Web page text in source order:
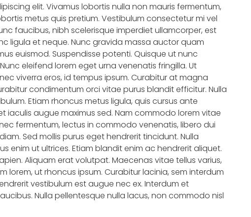
elit. Vivamus lobortis nulla non mauris fermentum,
metus quis pretium. Vestibulum consectetur mi vel
faucibus, nibh scelerisque imperdiet ullamcorper, est
ligula et neque. Nunc gravida massa auctor quam
euismod. Suspendisse potenti. Quisque ut nunc
eleifend lorem eget urna venenatis fringilla. Ut
viverra eros, id tempus ipsum. Curabitur at magna
condimentum orci vitae purus blandit efficitur. Nulla
Etiam rhoncus metus ligula, quis cursus ante
iaculis augue maximus sed. Nam commodo lorem vitae
fermentum, lectus in commodo venenatis, libero dui
Sed mollis purus eget hendrerit tincidunt. Nulla
enim ut ultrices. Etiam blandit enim ac hendrerit aliquet.
Aliquam erat volutpat. Maecenas vitae tellus varius,
lorem, ut rhoncus ipsum. Curabitur lacinia, sem interdum
vestibulum est augue nec ex. Interdum et
Nulla pellentesque nulla lacus, non commodo nisl